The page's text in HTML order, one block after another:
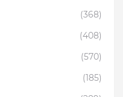
(368)
(408)
(570)
(185)